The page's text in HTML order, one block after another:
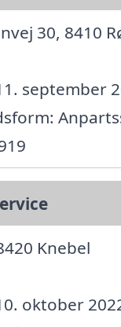
30, 8410
september
Knebel
oktober